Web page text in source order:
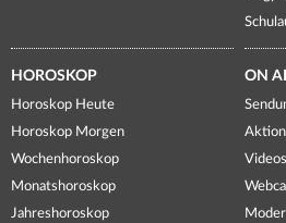
HOROSKOP
Horoskop Heute
Horoskop Morgen
Wochenhoroskop
Monatshoroskop
Jahreshoroskop
ON
Videos